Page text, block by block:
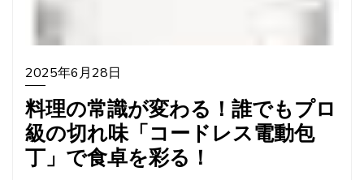
2025年6月28日
料理の常識が変わる！誰でもプロ
級の切れ味「コードレス電動包
丁」で食卓を彩る！